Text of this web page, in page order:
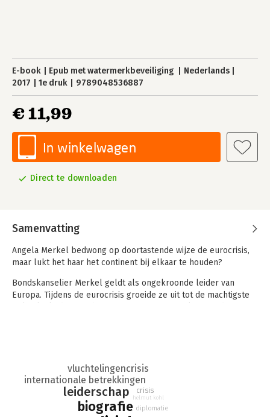
E-book Epub met watermerkbeveiliging
Nederlands
2017
1e druk 9789048536887
€ 11,99
In winkelwagen
Direct te downloaden
Samenvatting
Angela Merkel bedwong op doortastende wijze de eurocrisis,
maar lukt het haar het continent bij elkaar te houden?
Bondskanselier Merkel geldt als ongekroonde leider van
Europa. Tijdens de eurocrisis groeide ze uit tot de machtigste
elkaar te houden: door ons door de Oekraïnecrisis heen te
loodsen, door het stabieler maken van de eurozone, door de
Brexit-onderhandelingen in goede banen te leiden en door het
organiseren van een eenduidige aanpak van de
biografie
leiderschap
internationale betrekkingen
vluchtelingencrisis
crisis
diplomatie
helmut kohl